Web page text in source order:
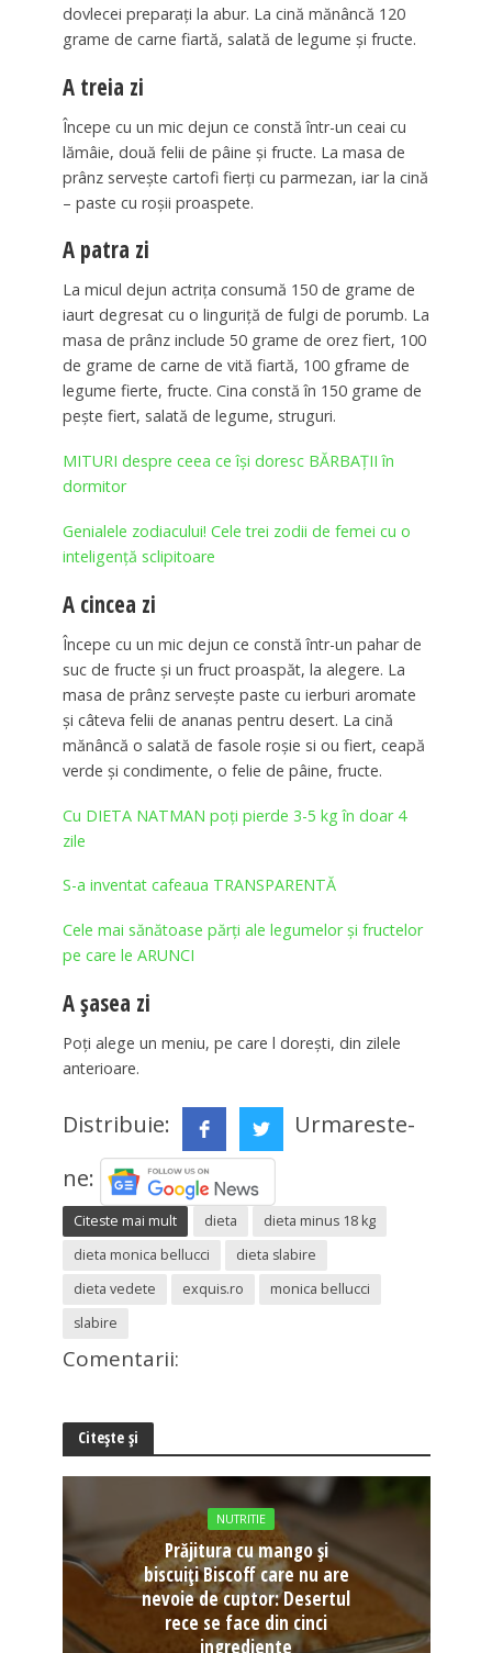
dovlecei preparați la abur. La cină mănâncă 120
grame de carne fiartă, salată de legume și fructe.
A treia zi
Începe cu un mic dejun ce constă într-un ceai cu
lămâie, două felii de pâine și fructe. La masa de
prânz servește cartofi fierți cu parmezan, iar la cină
– paste cu roșii proaspete.
A patra zi
La micul dejun actrița consumă 150 de grame de
iaurt degresat cu o linguriță de fulgi de porumb. La
masa de prânz include 50 grame de orez fiert, 100
de grame de carne de vită fiartă, 100 gframe de
legume fierte, fructe. Cina constă în 150 grame de
pește fiert, salată de legume, struguri.
MITURI despre ceea ce îşi doresc BĂRBAȚII în
dormitor
Genialele zodiacului! Cele trei zodii de femei cu o
inteligenţă sclipitoare
A cincea zi
Începe cu un mic dejun ce constă într-un pahar de
suc de fructe și un fruct proaspăt, la alegere. La
masa de prânz servește paste cu ierburi aromate
și câteva felii de ananas pentru desert. La cină
mănâncă o salată de fasole roșie si ou fiert, ceapă
verde și condimente, o felie de pâine, fructe.
Cu DIETA NATMAN poți pierde 3-5 kg în doar 4
zile
S-a inventat cafeaua TRANSPARENTĂ
Cele mai sănătoase părți ale legumelor și fructelor
pe care le ARUNCI
A șasea zi
Poți alege un meniu, pe care l dorești, din zilele
anterioare.
Distribuie:
Urmareste-
ne:
Citeste mai mult dieta
dieta minus 18 kg
dieta monica bellucci
dieta slabire
dieta vedete
exquis.ro
monica bellucci
slabire
Comentarii:
Citește și
NUTRITIE
Prăjitura cu mango și
biscuiți Biscoff care nu are
nevoie de cuptor: Desertul
rece se face din cinci
ingrediente